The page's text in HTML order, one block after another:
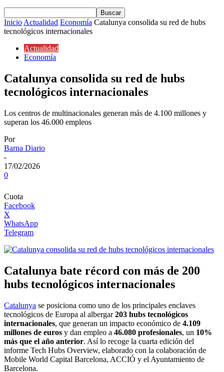
InicioActualidad Economía Catalunya consolida su red de hubs
tecnológicos internacionales
Actualidad
Economía
Catalunya consolida su red de hubs
tecnológicos internacionales
Los centros de multinacionales generan más de 4.100 millones y
superan los 46.000 empleos
Por
Barna Diario
-
17/02/2026
0
Cuota
Facebook
X
WhatsApp
Telegram
Catalunya bate récord con más de 200
hubs tecnológicos internacionales
Catalunya se posiciona como uno de los principales enclaves
tecnológicos de Europa al albergar203 hubs tecnológicos
internacionales, que generan un impacto económico de 4.109
millones de euros y dan empleo a 46.080 profesionales, un 10%
más que el año anterior. Así lo recoge la cuarta edición del
informe Tech Hubs Overview, elaborado con la colaboración de
Mobile World Capital Barcelona, ACCIÓ y el Ayuntamiento de
Barcelona.